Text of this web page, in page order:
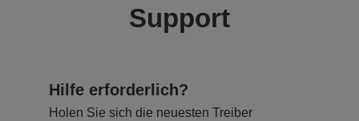
Support
Hilfe erforderlich?
Holen Sie sich die neuesten Treiber